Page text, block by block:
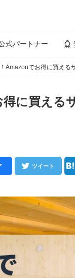
式パートナー
Amazonでお得に買える
に買える
ツイート